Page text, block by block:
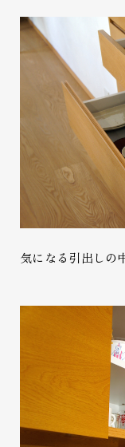
気になる引出しの